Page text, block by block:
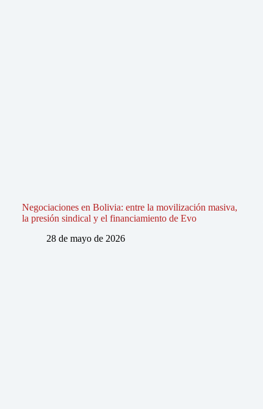
Negociaciones en Bolivia: entre la movilización masiva,
la presión sindical y el financiamiento de Evo
28 de mayo de 2026